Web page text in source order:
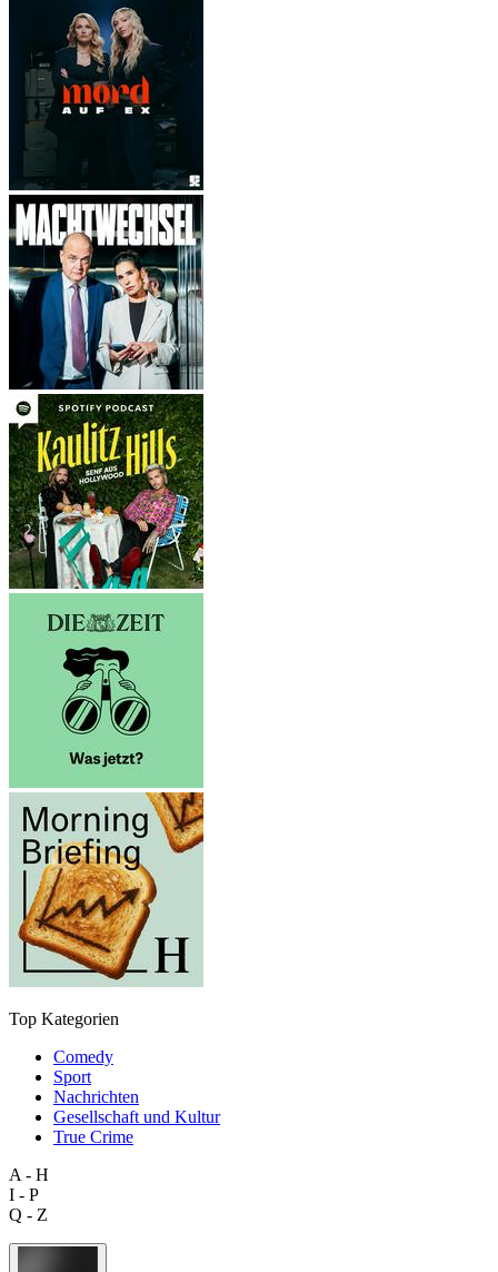
Top Kategorien
Comedy
Sport
Nachrichten
Gesellschaft und Kultur
True Crime
A - H
I - P
Q - Z